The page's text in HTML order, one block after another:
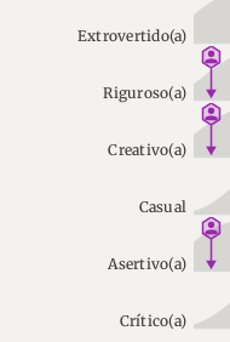
Extrovertido(a)
Riguroso(a)
Creativo(a)
Casual
Asertivo(a)
Crítico(a)